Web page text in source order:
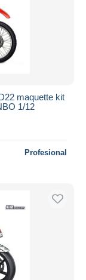
maquette kit
1/12
Profesional